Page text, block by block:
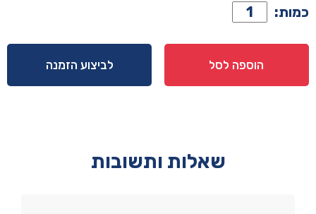
כמות: כמות
של
שידה
דגם
הוספה לסל לביצוע הזמנה
שאלות ותשובות